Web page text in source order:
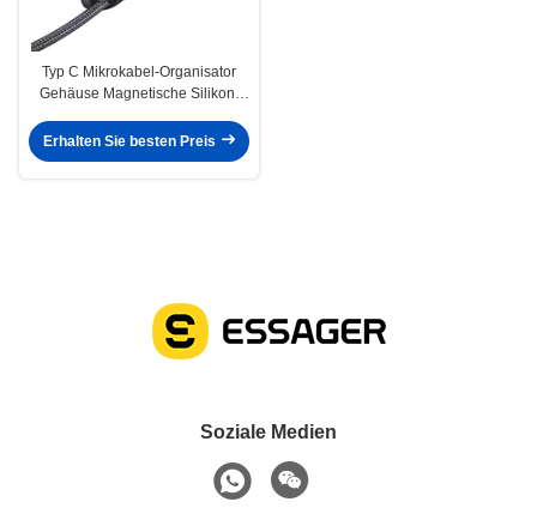
Typ C Mikrokabel-Organisator
Gehäuse Magnetische Silikon-
Erhalten Sie besten Preis
Soziale Medien